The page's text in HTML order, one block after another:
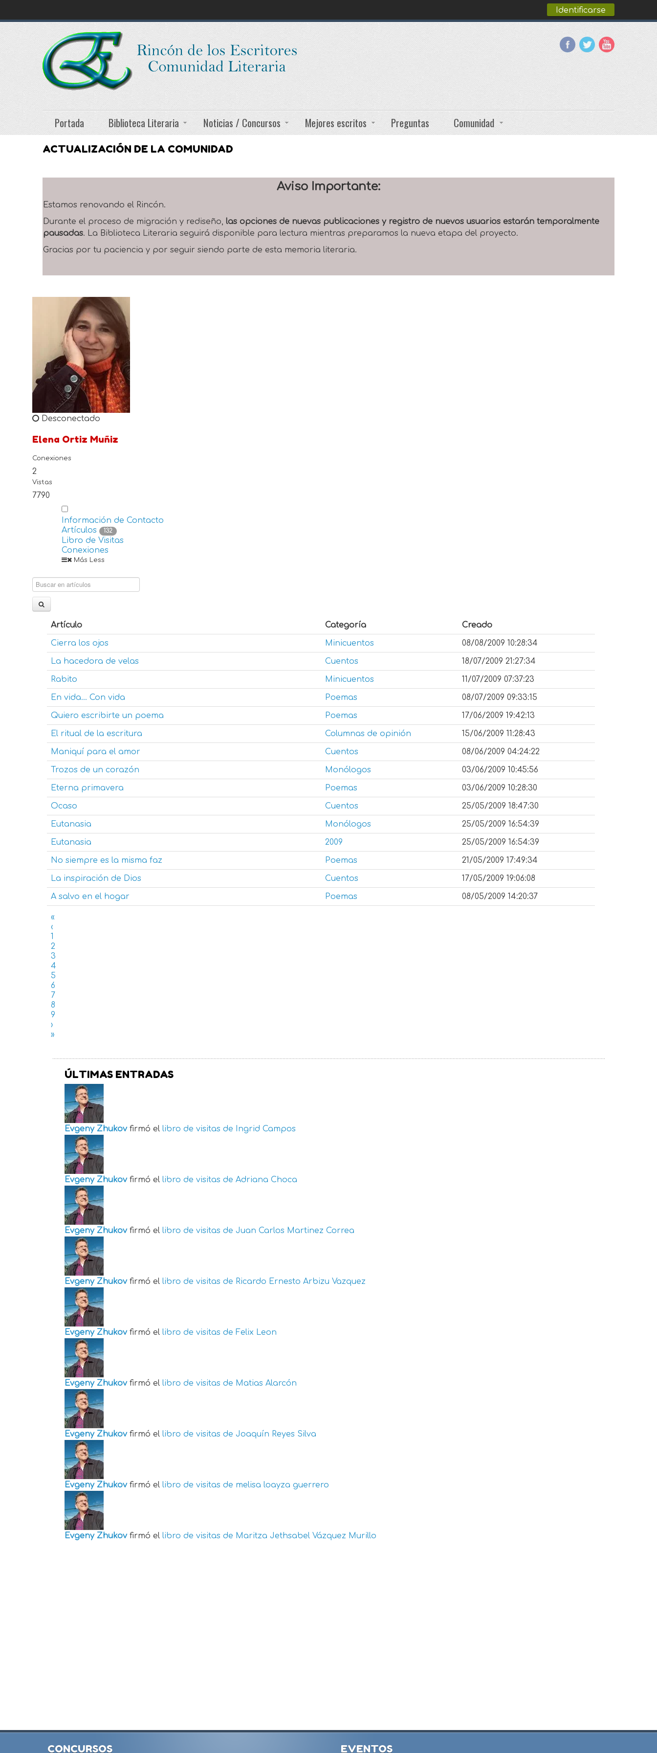
Identificarse
Portada Biblioteca Literaria Noticias / Concursos Mejores escritos Preguntas Comunidad
ACTUALIZACIÓN DE LA COMUNIDAD
Aviso Importante:
Estamos renovando el Rincón.
Durante el proceso de migración y rediseño, las opciones de nuevas publicaciones y registro de nuevos usuarios estarán temporalmente
pausadas. La Biblioteca Literaria seguirá disponible para lectura mientras preparamos la nueva etapa del proyecto.
Gracias por tu paciencia y por seguir siendo parte de esta memoria literaria.
Desconectado
Elena Ortiz Muñiz
Conexiones
2
Vistas
7790
Información de Contacto
Artículos
132
Libro de Visitas
Conexiones
Más Less
Artículo Categoría Creado
Cierra los ojos Minicuentos 08/08/2009 10:28:34
La hacedora de velas Cuentos 18/07/2009 21:27:34
Rabito Minicuentos 11/07/2009 07:37:23
En vida... Con vida Poemas 08/07/2009 09:33:15
Quiero escribirte un poema Poemas 17/06/2009 19:42:13
El ritual de la escritura Columnas de opinión 15/06/2009 11:28:43
Maniquí para el amor Cuentos 08/06/2009 04:24:22
Trozos de un corazón Monólogos 03/06/2009 10:45:56
Eterna primavera Poemas 03/06/2009 10:28:30
Ocaso Cuentos 25/05/2009 18:47:30
Eutanasia Monólogos 25/05/2009 16:54:39
Eutanasia 2009 25/05/2009 16:54:39
No siempre es la misma faz Poemas 21/05/2009 17:49:34
La inspiración de Dios Cuentos 17/05/2009 19:06:08
A salvo en el hogar Poemas 08/05/2009 14:20:37
«
‹
1
2
3
4
5
6
7
8
9
›
»
ÚLTIMAS ENTRADAS
Evgeny Zhukov firmó el libro de visitas de Ingrid Campos
Evgeny Zhukov firmó el libro de visitas de Adriana Choca
Evgeny Zhukov firmó el libro de visitas de Juan Carlos Martinez Correa
Evgeny Zhukov firmó el libro de visitas de Ricardo Ernesto Arbizu Vazquez
Evgeny Zhukov firmó el libro de visitas de Felix Leon
Evgeny Zhukov firmó el libro de visitas de Matias Alarcón
Evgeny Zhukov firmó el libro de visitas de Joaquín Reyes Silva
Evgeny Zhukov firmó el libro de visitas de melisa loayza guerrero
Evgeny Zhukov firmó el libro de visitas de Maritza Jethsabel Vázquez Murillo
CONCURSOS EVENTOS